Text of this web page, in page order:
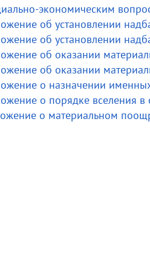
экономическим
об установлении
об установлении
об оказании
об оказании
о назначении
о порядке вселения в
о материальном